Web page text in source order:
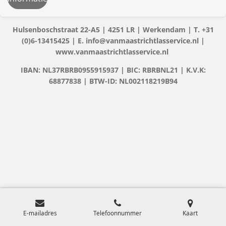
Hulsenboschstraat 22-A5 | 4251 LR | Werkendam | T. +31
(0)6-13415425 | E. info@vanmaastrichtlasservice.nl |
www.vanmaastrichtlasservice.nl
IBAN: NL37RBRB0955915937 | BIC: RBRBNL21 | K.V.K:
68877838 | BTW-ID: NL002118219B94
E-mailadres Telefoonnummer Kaart